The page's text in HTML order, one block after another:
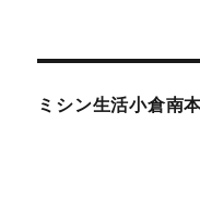
ミシン生活小倉南